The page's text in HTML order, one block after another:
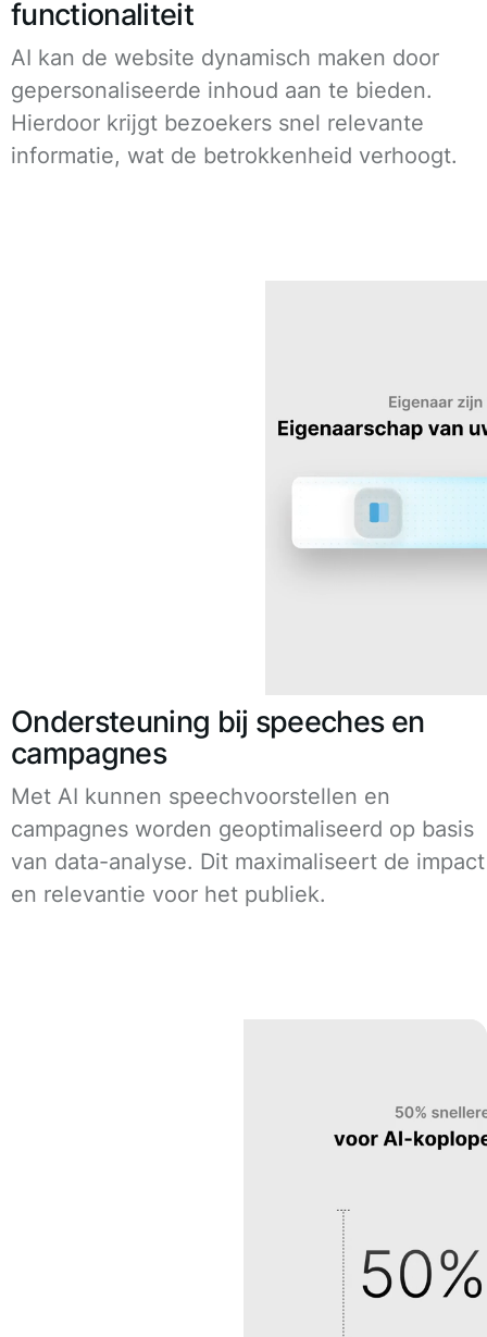
functionaliteit
AI kan de website dynamisch maken door
gepersonaliseerde inhoud aan te bieden.
Hierdoor krijgt bezoekers snel relevante
informatie, wat de betrokkenheid verhoogt.
Ondersteuning bij speeches en
campagnes
Met AI kunnen speechvoorstellen en
campagnes worden geoptimaliseerd op basis
van data-analyse. Dit maximaliseert de impact
en relevantie voor het publiek.